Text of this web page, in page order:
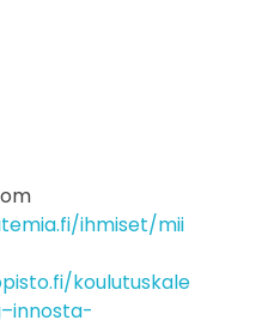
ihmiset/mii
koulutuskale